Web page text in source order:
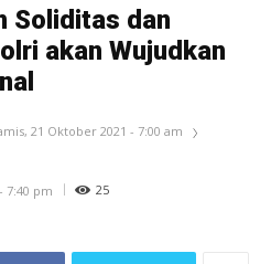
Soliditas dan
akan Wujudkan
21 Oktober 2021 - 7:00 am
7:40 pm 25